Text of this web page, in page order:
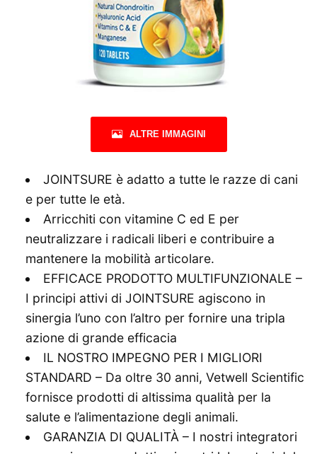
ALTRE IMMAGINI
JOINTSURE è adatto a tutte le razze di cani
e per tutte le età.
Arricchiti con vitamine C ed E per
neutralizzare i radicali liberi e contribuire a
mantenere la mobilità articolare.
EFFICACE PRODOTTO MULTIFUNZIONALE –
I principi attivi di JOINTSURE agiscono in
sinergia l’uno con l’altro per fornire una tripla
azione di grande efficacia
IL NOSTRO IMPEGNO PER I MIGLIORI
STANDARD – Da oltre 30 anni, Vetwell Scientific
fornisce prodotti di altissima qualità per la
salute e l’alimentazione degli animali.
GARANZIA DI QUALITÀ – I nostri integratori